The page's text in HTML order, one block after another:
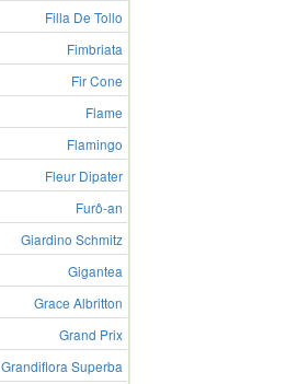
Filla De Tollo
Fimbriata
Fir Cone
Flame
Flamingo
Fleur Dipater
Furô-an
Giardino Schmitz
Gigantea
Grace Albritton
Grand Prix
Grandiflora Superba